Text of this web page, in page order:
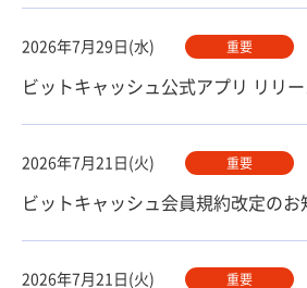
2026年7月29日(水) 重要
ビットキャッシュ公式アプリ リリ
2026年7月21日(火) 重要
ビットキャッシュ会員規約改定のお
2026年7月21日(火) 重要